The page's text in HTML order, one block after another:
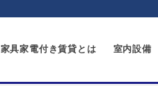
家具家電付き賃貸とは 室内設備